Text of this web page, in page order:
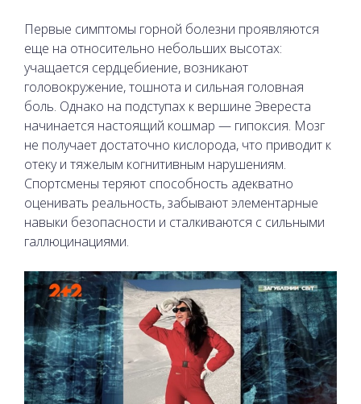
Первые симптомы горной болезни проявляются
еще на относительно небольших высотах:
учащается сердцебиение, возникают
головокружение, тошнота и сильная головная
боль. Однако на подступах к вершине Эвереста
начинается настоящий кошмар — гипоксия. Мозг
не получает достаточно кислорода, что приводит к
отеку и тяжелым когнитивным нарушениям.
Спортсмены теряют способность адекватно
оценивать реальность, забывают элементарные
навыки безопасности и сталкиваются с сильными
галлюцинациями.